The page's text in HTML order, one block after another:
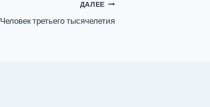
ДАЛЕЕ
Человек третьего тысячелетия